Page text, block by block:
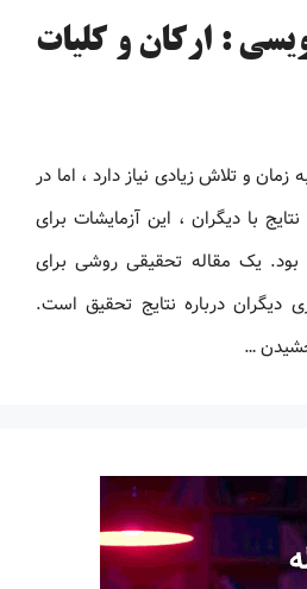
: ارکان و کلیات
و تلاش زیادی نیاز دارد ، اما در
با دیگران ، این آزمایشات برای
یک مقاله تحقیقی روشی برای
دیگران درباره نتایج تحقیق است.
…